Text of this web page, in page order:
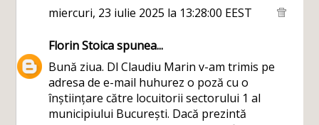
miercuri, 23 iulie 2025 la 13:28:00 EEST
Florin Stoicaspunea...
Bună ziua. Dl Claudiu Marin v-am trimis pe
adresa de e-mail huhurez o poză cu o
înștiințare către locuitorii sectorului 1 al
municipiului București. Dacă prezintă